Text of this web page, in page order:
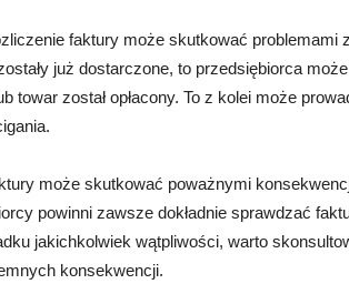
faktury może skutkować problemami
już dostarczone, to przedsiębiorca
towar został opłacony. To z kolei może
może skutkować poważnymi
powinni zawsze dokładnie sprawdzać
jakichkolwiek wątpliwości, warto
konsekwencji.